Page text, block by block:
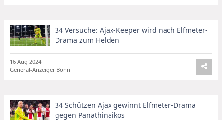
34 Versuche: Ajax-Keeper wird nach Elfmeter-
Drama zum Helden
16 Aug 2024
General-Anzeiger Bonn
34 Schützen Ajax gewinnt Elfmeter-Drama
gegen Panathinaikos